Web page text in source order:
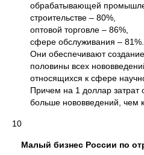
обрабатывающей
строительстве – 80%,
оптовой торговле – 86%,
сфере обслуживания – 81%.
Они обеспечивают
половины всех
относящихся к сфере
Причем на 1 доллар затрат
больше нововведений, чем
10
Малый бизнес России по